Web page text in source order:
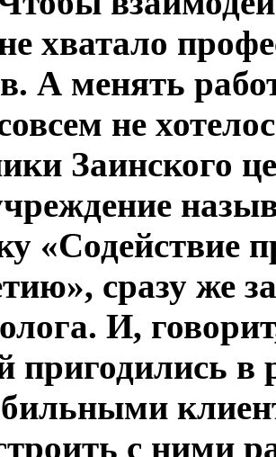
хватало
А менять
не
Заинского
«Содействие
сразу же
И,
пригодились в
с ними